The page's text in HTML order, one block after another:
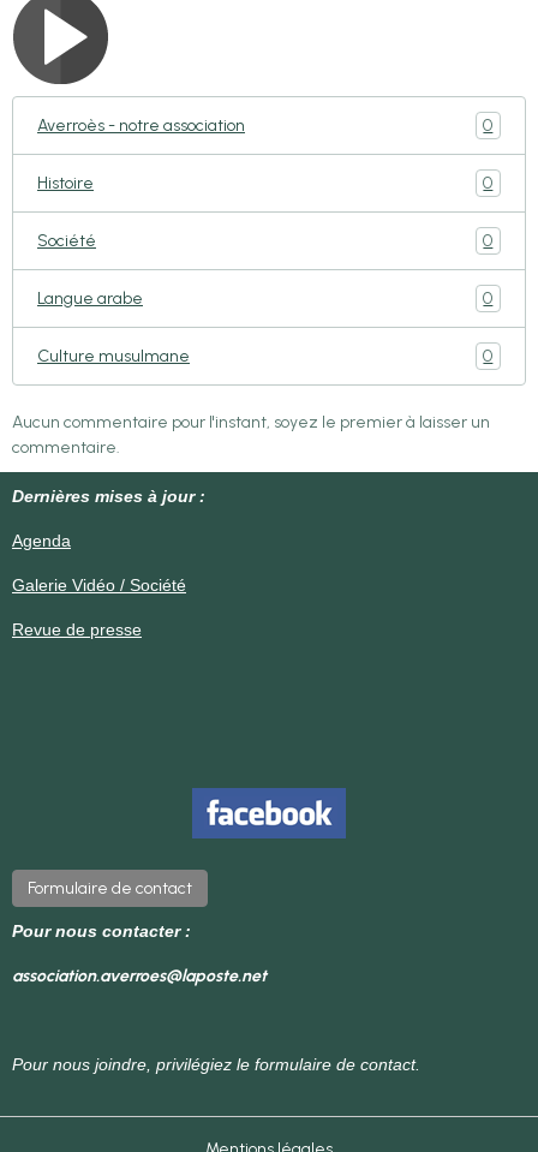
Averroès - notre association 0
Histoire 0
Société 0
Langue arabe 0
Culture musulmane 0
Aucun commentaire pour l'instant, soyez le premier à laisser un
commentaire.
Dernières mises à jour :
Agenda
Galerie Vidéo / Société
Revue de presse
Formulaire de contact
Pour nous contacter :
association.averroes@laposte.net
Pour nous joindre, privilégiez le formulaire de contact.